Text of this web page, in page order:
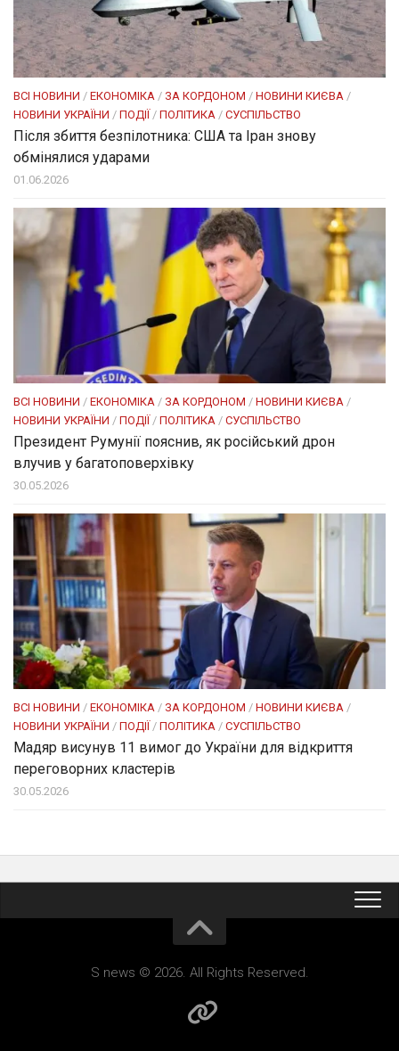
ВСІ НОВИНИ / ЕКОНОМІКА / ЗА КОРДОНОМ / НОВИНИ КИЄВА /
НОВИНИ УКРАЇНИ / ПОДІЇ/ ПОЛІТИКА / СУСПІЛЬСТВО
Після збиття безпілотника: США та Іран знову
обмінялися ударами
01.06.2026
ВСІ НОВИНИ / ЕКОНОМІКА / ЗА КОРДОНОМ / НОВИНИ КИЄВА /
НОВИНИ УКРАЇНИ / ПОДІЇ/ ПОЛІТИКА / СУСПІЛЬСТВО
Президент Румунії пояснив, як російський дрон
влучив у багатоповерхівку
30.05.2026
ВСІ НОВИНИ / ЕКОНОМІКА / ЗА КОРДОНОМ / НОВИНИ КИЄВА /
НОВИНИ УКРАЇНИ / ПОДІЇ/ ПОЛІТИКА / СУСПІЛЬСТВО
Мадяр висунув 11 вимог до України для відкриття
переговорних кластерів
30.05.2026
S news © 2026. All Rights Reserved.